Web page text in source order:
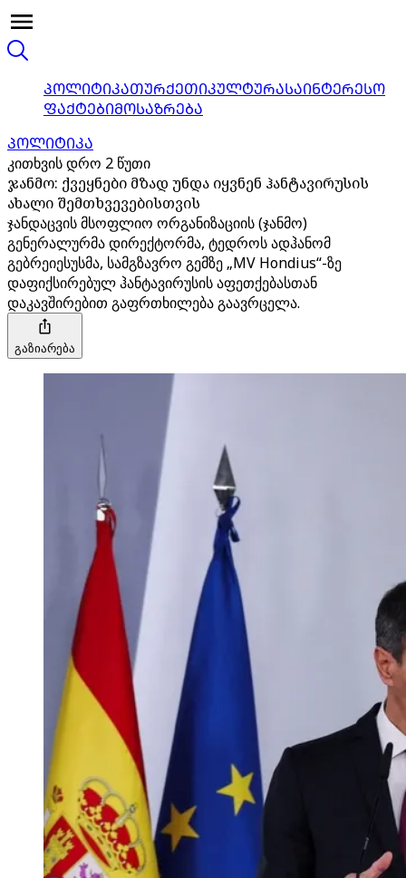
ᲞᲝᲚᲘᲢᲘᲙᲐᲗᲣᲠᲥᲔᲗᲘᲙᲣᲚᲢᲣᲠᲐᲡᲐᲘᲜᲢᲔᲠᲔᲡᲝ
ᲤᲐᲥᲢᲔᲑᲘᲛᲝᲡᲐᲖᲠᲔᲑᲐ
ᲞᲝᲚᲘᲢᲘᲙᲐ
კითხვის დრო 2 წუთი
ჯანმო: ქვეყნები მზად უნდა იყვნენ ჰანტავირუსის
ახალი შემთხვევებისთვის
ჯანდაცვის მსოფლიო ორგანიზაციის (ჯანმო)
გენერალურმა დირექტორმა, ტედროს ადჰანომ
გებრეიესუსმა, სამგზავრო გემზე „MV Hondius“-ზე
დაფიქსირებულ ჰანტავირუსის აფეთქებასთან
დაკავშირებით გაფრთხილება გაავრცელა.
გაზიარება